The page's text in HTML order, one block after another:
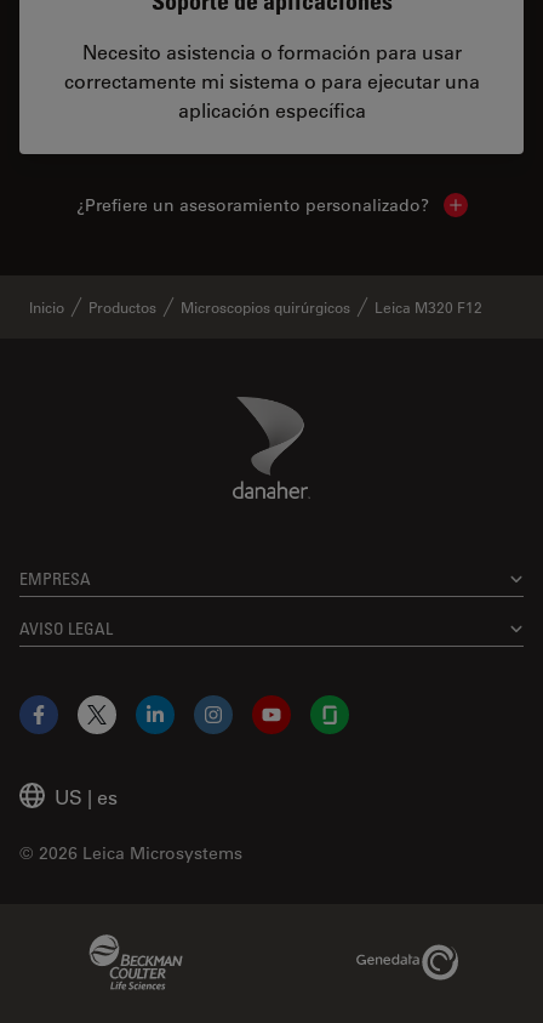
Necesito asistencia o formación para usar
correctamente mi sistema o para ejecutar una
aplicación específica
¿Prefiere un asesoramiento personalizado? Show local
Inicio Productos Microscopios quirúrgicos Leica M320 F12
Danaher Logo
EMPRESA
AVISO LEGAL
US | es
© 2026 Leica Microsystems
Facebook
X LinkedInInstagramYouTubeGlassdoor
Genedata Link